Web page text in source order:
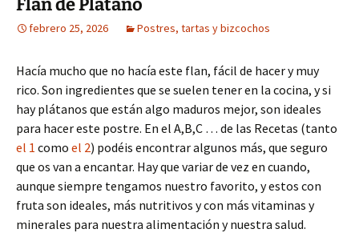
Flan de Plátano
febrero 25, 2026 Postres, tartas y bizcochos
Hacía mucho que no hacía este flan, fácil de hacer y muy
rico. Son ingredientes que se suelen tener en la cocina, y si
hay plátanos que están algo maduros mejor, son ideales
para hacer este postre. En el A,B,C … de las Recetas (tanto
el 1 como el 2) podéis encontrar algunos más, que seguro
que os van a encantar. Hay que variar de vez en cuando,
aunque siempre tengamos nuestro favorito, y estos con
fruta son ideales, más nutritivos y con más vitaminas y
minerales para nuestra alimentación y nuestra salud.